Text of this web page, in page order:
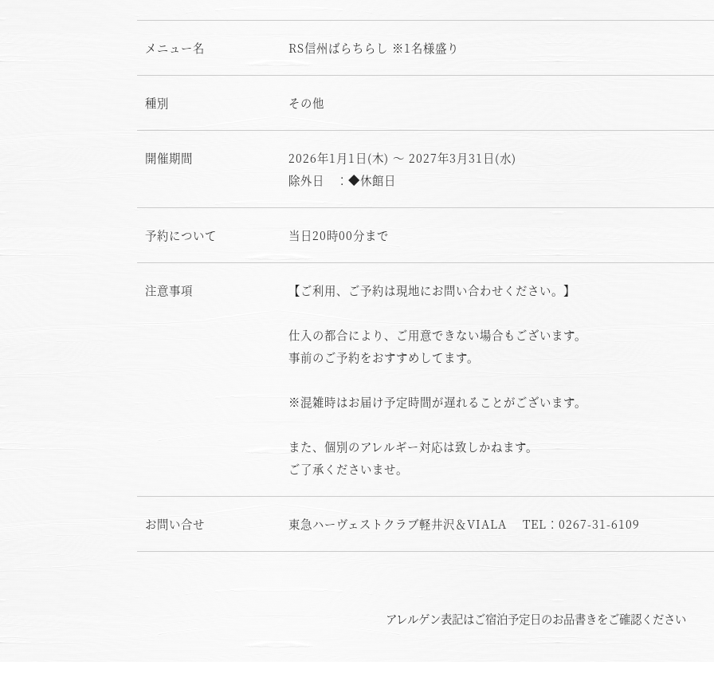
メニュー名 RS信州ばらちらし ※1名様盛り
種別 その他
開催期間
2026年1月1日(木) ～ 2027年3月31日(水)
除外日 ：◆休館日
予約について 当日20時00分まで
注意事項 【ご利用、ご予約は現地にお問い合わせください。】
仕入の都合により、ご用意できない場合もございます。
事前のご予約をおすすめしてます。
※混雑時はお届け予定時間が遅れることがございます。
また、個別のアレルギー対応は致しかねます。
ご了承くださいませ。
お問い合せ 東急ハーヴェストクラブ軽井沢＆VIALA TEL：0267-31-6109
アレルゲン表記はご宿泊予定日のお品書きをご確認ください
空室状況のご確認はこちら
オンライン予約はこちら